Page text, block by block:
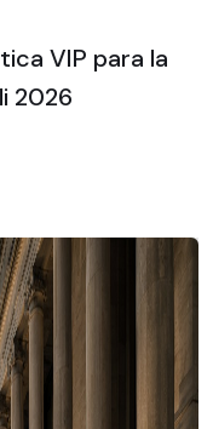
VIP para la
2026